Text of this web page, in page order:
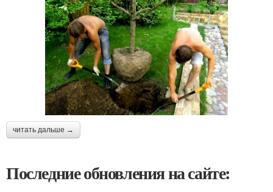
читать дальше →
Последние обновления на сайте: